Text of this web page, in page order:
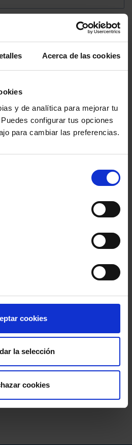
Acerca de las cookies
y de analítica para mejorar tu
configurar tus opciones
para cambiar las preferencias.
cookies
la selección
cookies